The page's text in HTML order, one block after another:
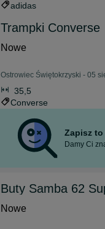
adidas
Trampki Converse
Nowe
Ostrowiec Świętokrzyski - 05
35,5
Converse
Zapisz
Damy Ci
Buty Samba 62
Nowe